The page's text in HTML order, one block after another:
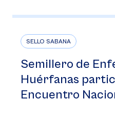
SELLO SABANA
Semillero de
Huérfanas
Encuentro